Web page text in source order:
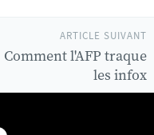
ARTICLE SUIVANT
Comment l'AFP traque
les infox